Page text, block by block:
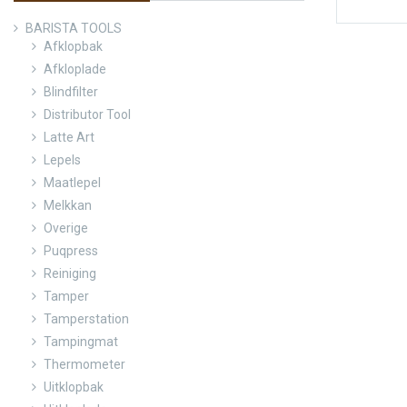
BARISTA TOOLS
Afklopbak
Afkloplade
Blindfilter
Distributor Tool
Latte Art
Lepels
Maatlepel
Melkkan
Overige
Puqpress
Reiniging
Tamper
Tamperstation
Tampingmat
Thermometer
Uitklopbak